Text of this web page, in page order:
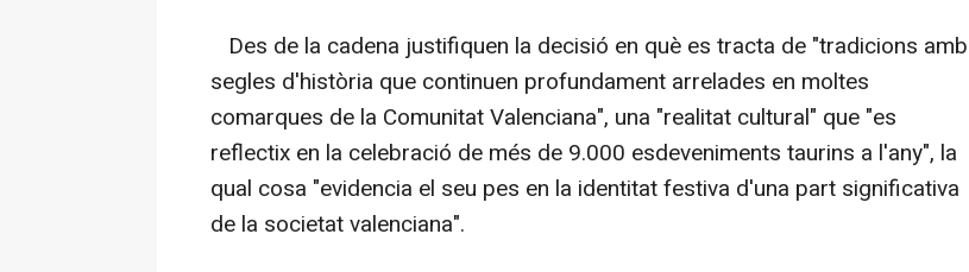
Des de la cadena justifiquen la decisió en què es tracta de "tradicions amb
segles d'història que continuen profundament arrelades en moltes
comarques de la Comunitat Valenciana", una "realitat cultural" que "es
reflectix en la celebració de més de 9.000 esdeveniments taurins a l'any", la
qual cosa "evidencia el seu pes en la identitat festiva d'una part significativa
de la societat valenciana".